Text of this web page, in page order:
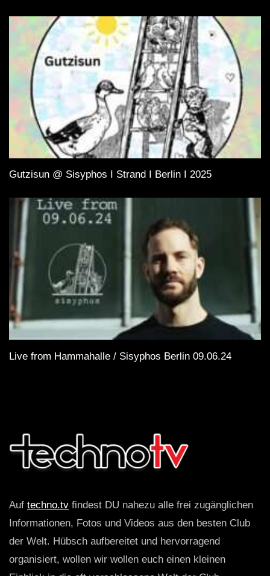
Gutzisun @ Sisyphos I Strand I Berlin I 2025
Live from Hammahalle / Sisyphos Berlin 09.06.24
Auf techno.tv findest DU nahezu alle frei zugänglichen
Informationen, Fotos und Videos aus den besten Club
der Welt. Hübsch aufbereitet und hervorragend
organisiert, wollen wir wollen euch einen kleinen